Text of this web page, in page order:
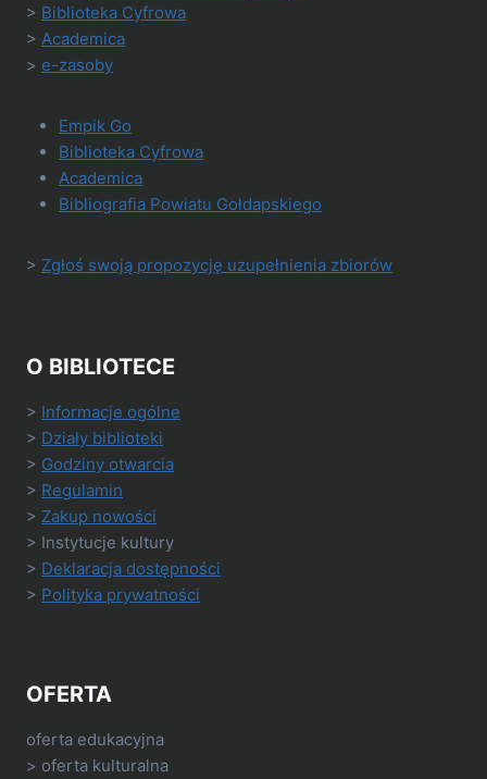
> Biblioteka Cyfrowa
> Academica
> e-zasoby
Empik Go
Biblioteka Cyfrowa
Academica
Bibliografia Powiatu Gołdapskiego
> Zgłoś swoją propozycję uzupełnienia zbiorów
O BIBLIOTECE
> Informacje ogólne
> Działy biblioteki
> Godziny otwarcia
> Regulamin
> Zakup nowości
> Instytucje kultury
> Deklaracja dostępności
> Polityka prywatności
OFERTA
oferta edukacyjna
> oferta kulturalna